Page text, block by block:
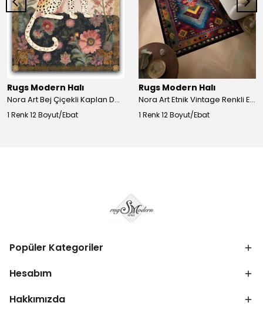
Rugs Modern Halı
Nora Art Bej Çiçekli Kaplan Desenli Dokuma Taban Dekoratif Salon Halısı 61
1 Renk 12 Boyut/Ebat
Rugs Modern Halı
Nora Art Etnik Vintage Renkli Eskitme Dokuma Taban Dekoratif Salon Halısı 63
1 Renk 12 Boyut/Ebat
Popüler Kategoriler
Hesabım
Hakkımızda